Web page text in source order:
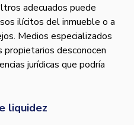
adecuados puede
ilícitos del inmueble o a
Medios especializados
propietarios desconocen
jurídicas que podría
liquidez